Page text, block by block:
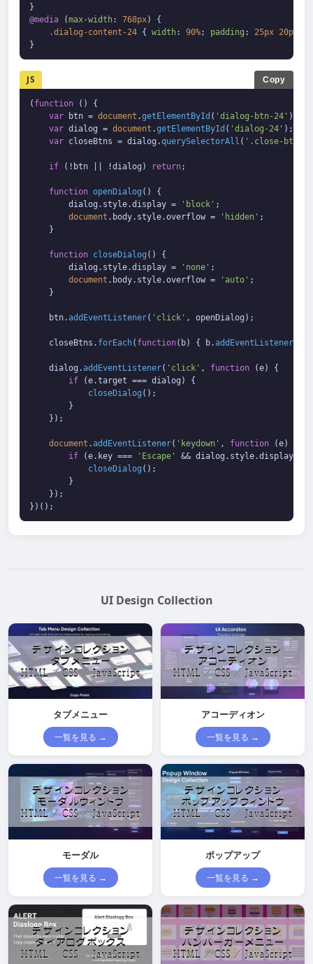
@media (max-width: 768px) {
.dialog-content-24 { width: 90%; padding : 25px 20px
}
JS Copy
( function ( ) {
var btn = document .getElementById ( 'dialog-btn-24' );
var dialog = document .getElementById ( 'dialog-24' );
var closeBtns = dialog.querySelectorAll ( '.close-btn-
if (!btn || !dialog) return;
function openDialog ( ) {
        dialog.
style.display = 'block' ;
document . body. style.overflow = 'hidden' ;
    }
function closeDialog ( ) {
        dialog.
style.display = 'none' ;
document . body. style.overflow = 'auto' ;
    }
    btn.
addEventListener( 'click' , openDialog);
    closeBtns.
forEach( function( b) { b.addEventListener
    dialog.
addEventListener( 'click' , function (e) {
if (e.target === dialog) {
closeDialog ();
        }
    });
document .addEventListener( 'keydown' , function (e) {
if (e. key === 'Escape' && dialog. style.display
closeDialog ();
        }
    });
})();
UI Design Collection
タブメニュー
一覧を見る →
アコーディオン
一覧を見る →
モーダル
一覧を見る →
ポップアップ
一覧を見る →